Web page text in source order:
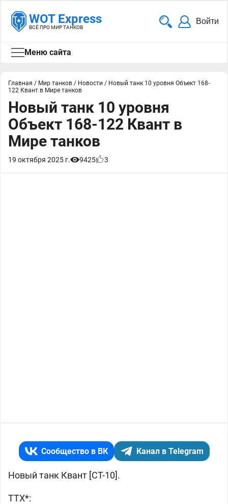
WOT Express
ВСЁ ПРО МИР ТАНКОВ
Войти
Меню сайта
Главная / Мир танков / Новости / Новый танк 10 уровня Объект 168-
122 Квант в Мире танков
Новый танк 10 уровня
Объект 168-122 Квант в
Мире танков
19 октября 2025 г. 9425 3
Сообщество в ВК Канал в Telegram
Новый танк Квант [СТ-10].
ТТХ*: